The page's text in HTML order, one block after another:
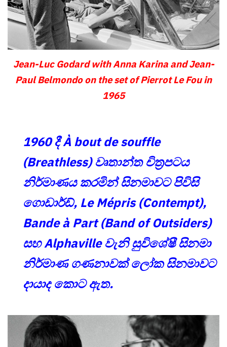
Jean-Luc Godard with Anna Karina and Jean-
Paul Belmondo on the set of Pierrot Le Fou in
1965
1960 දී À bout de souffle
(Breathless) වෘතාන්ත චිත්‍රපටය
නිර්මාණය කරමින් සිනමාවට පිවිසි
ගොඩාර්ඩ්, Le Mépris (Contempt),
Bande à Part (Band of Outsiders)
සහ Alphaville වැනි සුවිශේෂී සිනමා
නිර්මාණ ගණනාවක් ලෝක සිනමාවට
දායාද කොට ඇත.